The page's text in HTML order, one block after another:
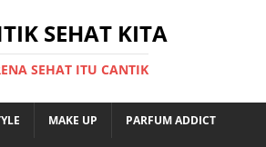
SEHAT KITA
SEHAT ITU CANTIK
MAKE UP PARFUM ADDICT